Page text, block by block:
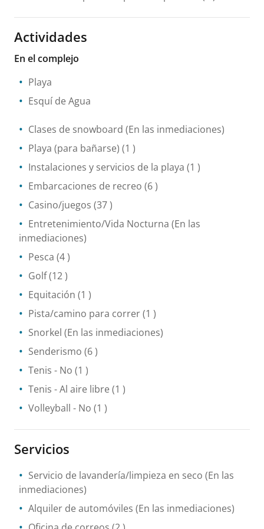
Actividades
En el complejo
Playa
Esquí de Agua
Clases de snowboard (En las inmediaciones)
Playa (para bañarse) (1 )
Instalaciones y servicios de la playa (1 )
Embarcaciones de recreo (6 )
Casino/juegos (37 )
Entretenimiento/Vida Nocturna (En las
inmediaciones)
Pesca (4 )
Golf(12 )
Equitación (1 )
Pista/camino para correr(1 )
Snorkel (En las inmediaciones)
Senderismo (6 )
Tenis - No (1 )
Tenis - Al aire libre (1 )
Volleyball - No (1 )
Servicios
Servicio de lavandería/limpieza en seco (En las
inmediaciones)
Alquiler de automóviles (En las inmediaciones)